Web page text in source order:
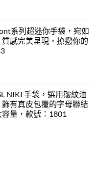
系列超迷你手袋，宛如
感完美呈現，撩撥你的
NIKI 手袋，選用皺紋油
有真皮包覆的字母聯結
量，款號：1801